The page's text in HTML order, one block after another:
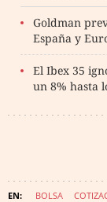
Goldman
España y
El Ibex 35
un 8% hasta
BOLSA